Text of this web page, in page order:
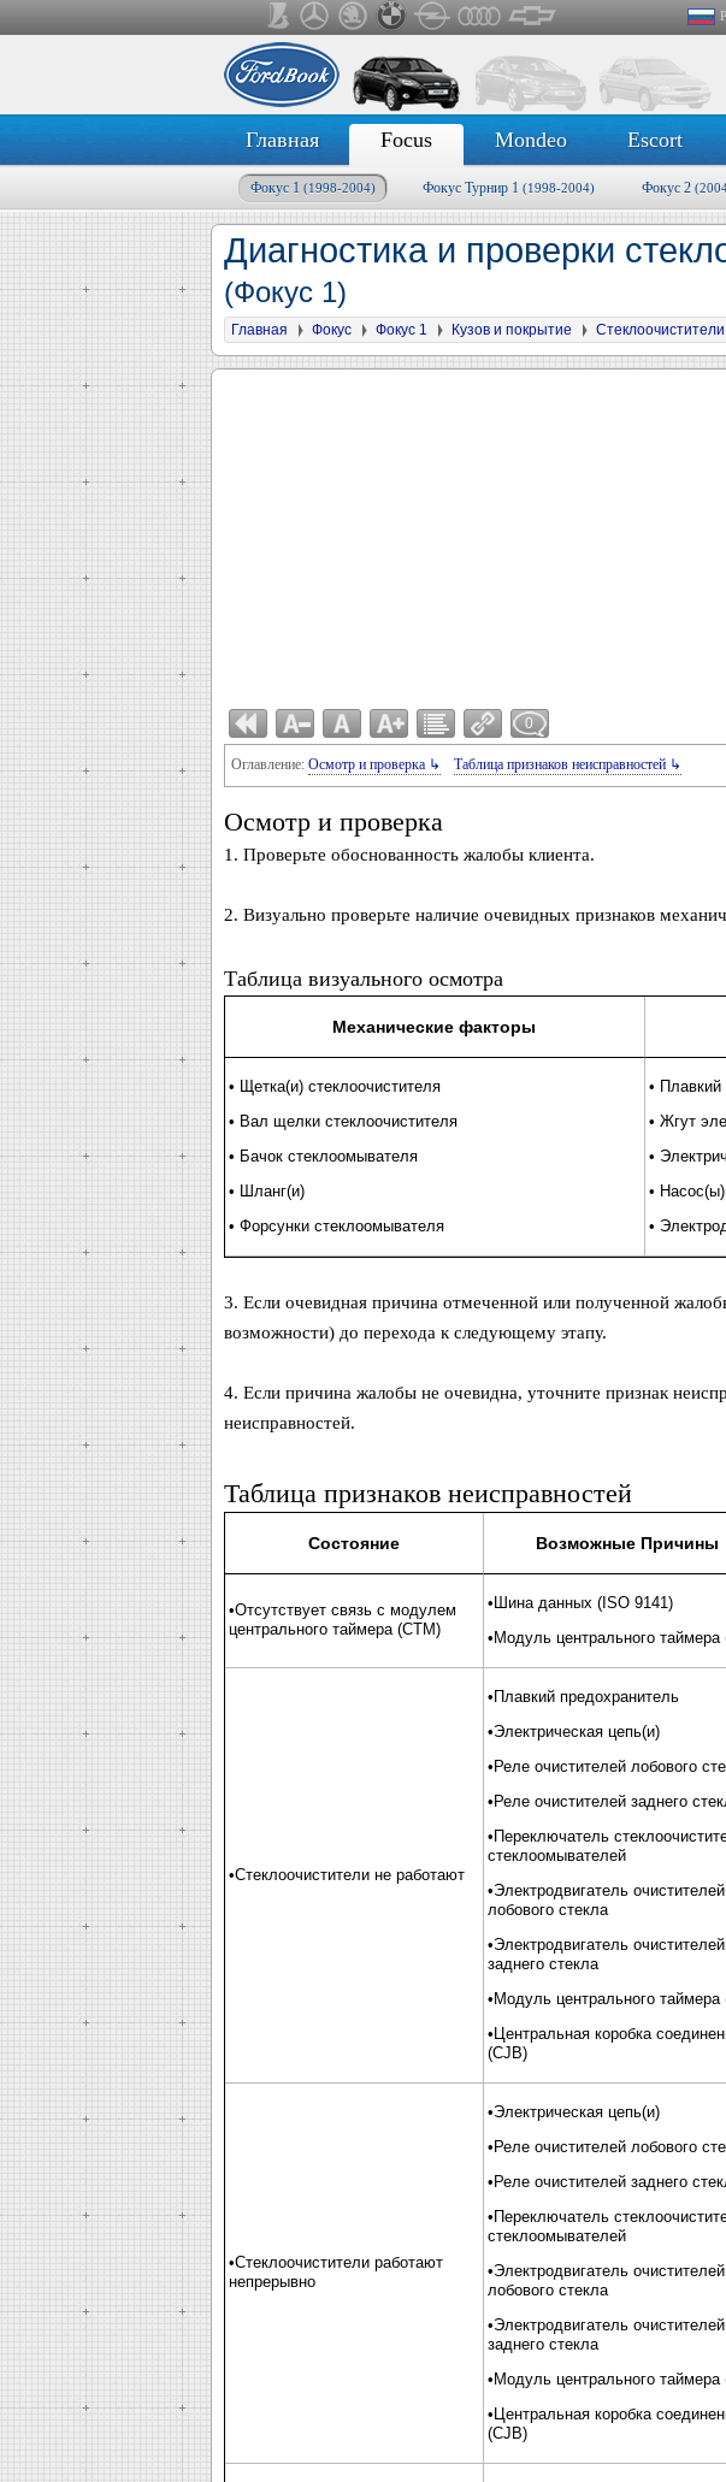
Главная Focus Mondeo Escort
Фокус 1 (1998-2004) Фокус Турнир 1 (1998-2004) Фокус 2
Диагностика и проверки
(Фокус 1)
Главная Фокус Фокус 1 Кузов и покрытие
0
Оглавление: Осмотр и проверка ↳ Таблица признаков неисправностей ↳
Осмотр и проверка
1. Проверьте обоснованность жалобы клиента.
2. Визуально проверьте наличие очевидных признаков
Таблица визуального осмотра
Механические факторы
• Щетка(и) стеклоочистителя
• Вал щелки стеклоочистителя
• Бачок стеклоомывателя
• Шланг(и)
• Форсунки стеклоомывателя
• Плавкий
• Жгут
•
•
•
3. Если очевидная причина отмеченной или полученной
возможности) до перехода к следующему этапу.
4. Если причина жалобы не очевидна, уточните признак
неисправностей.
Таблица признаков неисправностей
Состояние Возможные Причины
•Отсутствует связь с модулем
центрального таймера (CTM)
•Шина данных (ISO 9141)
•Модуль центрального таймера
•Стеклоочистители не работают
•Плавкий предохранитель
•Электрическая цепь(и)
•Реле очистителей лобового
•Реле очистителей заднего
•Переключатель
стеклоомывателей
•Электродвигатель очистителей
лобового стекла
•Электродвигатель очистителей
заднего стекла
•Модуль центрального таймера
•Центральная коробка
(CJB)
•Стеклоочистители работают
непрерывно
•Электрическая цепь(и)
•Реле очистителей лобового
•Реле очистителей заднего
•Переключатель
стеклоомывателей
•Электродвигатель очистителей
лобового стекла
•Электродвигатель очистителей
заднего стекла
•Модуль центрального таймера
•Центральная коробка
(CJB)